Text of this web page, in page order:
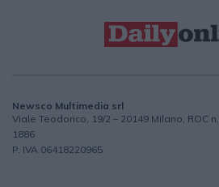
Newsco Multimedia srl
Viale Teodorico, 19/2 – 20149 Milano, ROC n.
1886
P. IVA 06418220965